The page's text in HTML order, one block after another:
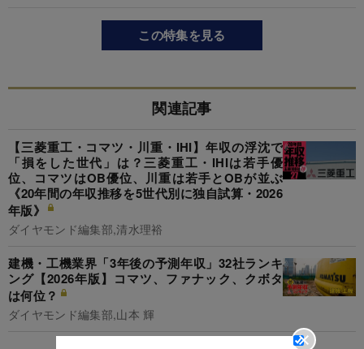
この特集を見る
関連記事
【三菱重工・コマツ・川重・IHI】年収の浮沈で
「損をした世代」は？三菱重工・IHIは若手優
位、コマツはOB優位、川重は若手とOBが並ぶ
《20年間の年収推移を5世代別に独自試算・2026
年版》
ダイヤモンド編集部,清水理裕
建機・工機業界「3年後の予測年収」32社ランキ
ング【2026年版】コマツ、ファナック、クボタ
は何位？
ダイヤモンド編集部,山本 輝